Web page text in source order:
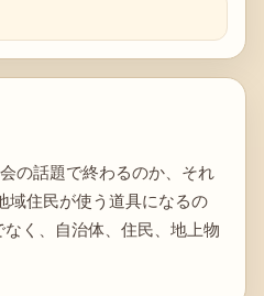
の話題で終わるのか、それ
域住民が使う道具になるの
く、自治体、住民、地上物